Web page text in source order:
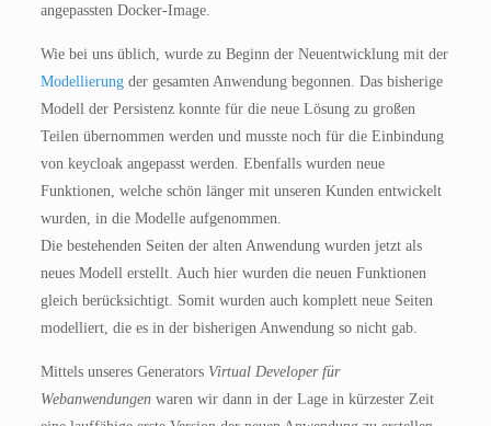
angepassten Docker-Image.
Wie bei uns üblich, wurde zu Beginn der Neuentwicklung mit der
Modellierungder gesamten Anwendung begonnen. Das bisherige
Modell der Persistenz konnte für die neue Lösung zu großen
Teilen übernommen werden und musste noch für die Einbindung
von keycloak angepasst werden. Ebenfalls wurden neue
Funktionen, welche schön länger mit unseren Kunden entwickelt
wurden, in die Modelle aufgenommen.
Die bestehenden Seiten der alten Anwendung wurden jetzt als
neues Modell erstellt. Auch hier wurden die neuen Funktionen
gleich berücksichtigt. Somit wurden auch komplett neue Seiten
modelliert, die es in der bisherigen Anwendung so nicht gab.
Mittels unseres Generators Virtual Developer für
Webanwendungenwaren wir dann in der Lage in kürzester Zeit